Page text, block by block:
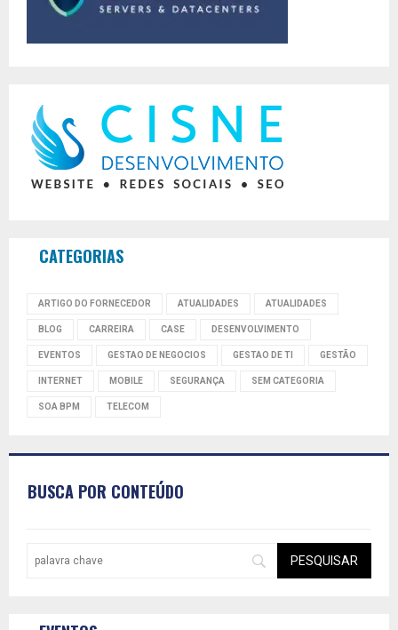
CATEGORIAS
ARTIGO DO FORNECEDOR ATUALIDADES ATUALIDADES
BLOG CARREIRA CASE DESENVOLVIMENTO
EVENTOS GESTAO DE NEGOCIOS GESTAO DE TI GESTÃO
INTERNET MOBILE SEGURANÇA SEM CATEGORIA
SOA BPM TELECOM
BUSCA POR CONTEÚDO